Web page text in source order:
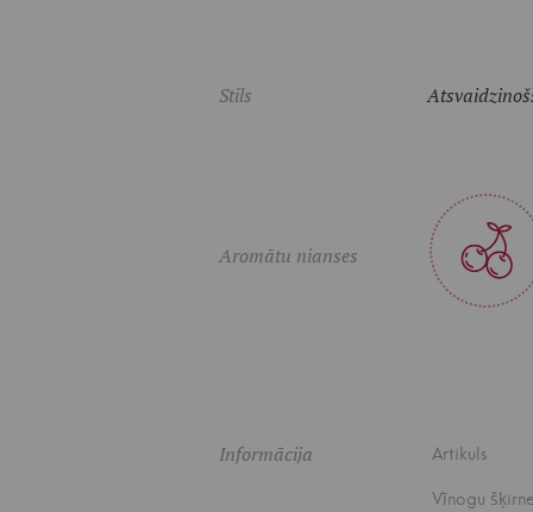
Stils
Aromātu nianses
Informācija Artikuls
Vīnogu